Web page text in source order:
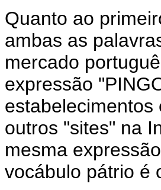
Quanto ao
ambas as
mercado
expressão
estabelecimentos
outros "sites" na
mesma
vocábulo pátrio é